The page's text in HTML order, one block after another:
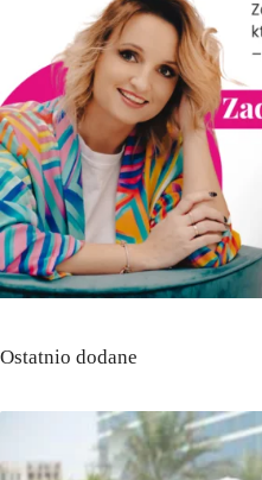
Ostatnio dodane